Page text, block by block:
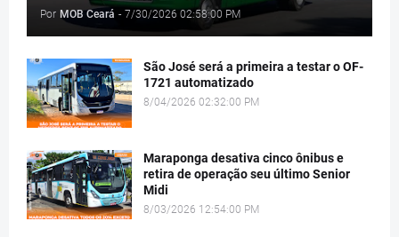
Por MOB Ceará - 7/30/2026 02:58:00 PM
São José será a primeira a testar o OF-
1721 automatizado
8/04/2026 02:32:00 PM
Maraponga desativa cinco ônibus e
retira de operação seu último Senior
Midi
8/03/2026 12:54:00 PM